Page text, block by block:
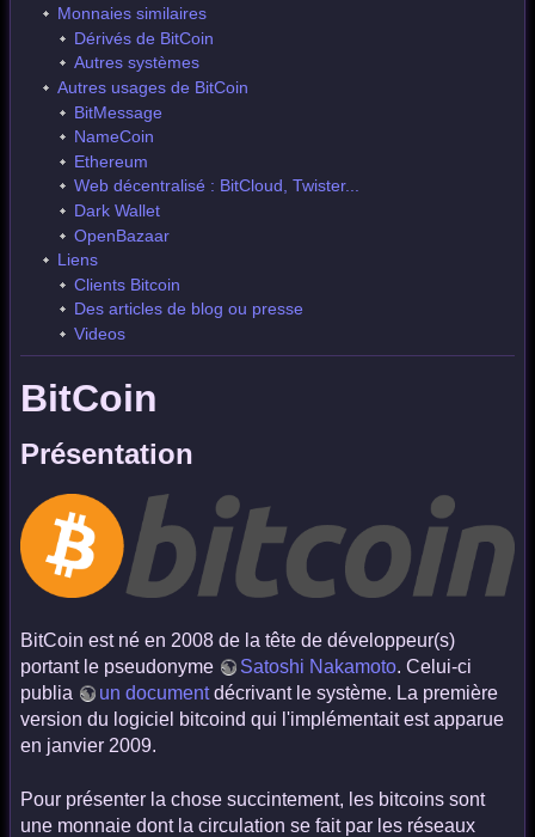
Monnaies similaires
Dérivés de BitCoin
Autres systèmes
Autres usages de BitCoin
BitMessage
NameCoin
Ethereum
Web décentralisé : BitCloud, Twister...
Dark Wallet
OpenBazaar
Liens
Clients Bitcoin
Des articles de blog ou presse
Videos
BitCoin
Présentation
BitCoin est né en 2008 de la tête de développeur(s)
portant le pseudonyme
Satoshi Nakamoto. Celui-ci
publia
un documentdécrivant le système. La première
version du logiciel bitcoind qui l'implémentait est apparue
en janvier 2009.
Pour présenter la chose succintement, les bitcoins sont
une monnaie dont la circulation se fait par les réseaux